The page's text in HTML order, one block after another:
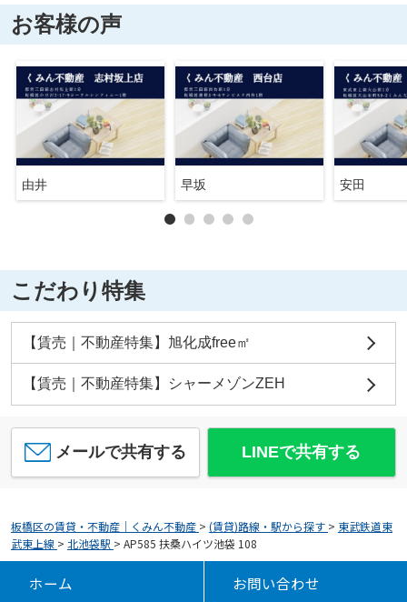
お客様の声
由井 早坂 安田
こだわり特集
【賃売｜不動産特集】旭化成free㎡
【賃売｜不動産特集】シャーメゾンZEH
メールで共有する LINEで共有する
板橋区の賃貸・不動産｜くみん不動産 > (賃貸)路線・駅から探す > 東武鉄道東
武東上線 > 北池袋駅 > AP585 扶桑ハイツ池袋 108
ホーム お問い合わせ